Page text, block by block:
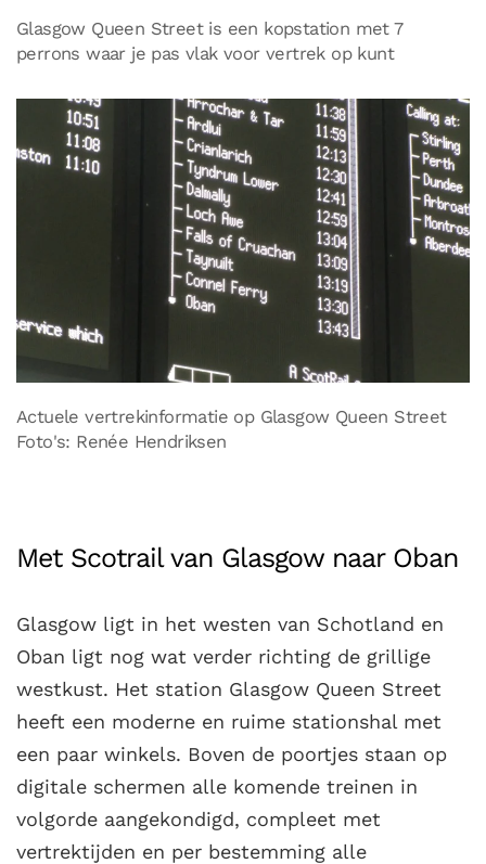
Glasgow Queen Street is een kopstation met 7
perrons waar je pas vlak voor vertrek op kunt
Actuele vertrekinformatie op Glasgow Queen Street
Foto's: Renée Hendriksen
Met Scotrail van Glasgow naar Oban
Glasgow ligt in het westen van Schotland en
Oban ligt nog wat verder richting de grillige
westkust. Het station Glasgow Queen Street
heeft een moderne en ruime stationshal met
een paar winkels. Boven de poortjes staan op
digitale schermen alle komende treinen in
volgorde aangekondigd, compleet met
vertrektijden en per bestemming alle